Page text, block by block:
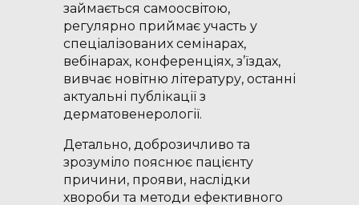
займається самоосвітою,
регулярно приймає участь у
спеціалізованих семінарах,
вебінарах, конференціях, з’їздах,
вивчає новітню літературу, останні
актуальні публікації з
дерматовенерології.
Детально, доброзичливо та
зрозуміло пояснює пацієнту
причини, прояви, наслідки
хвороби та методи ефективного